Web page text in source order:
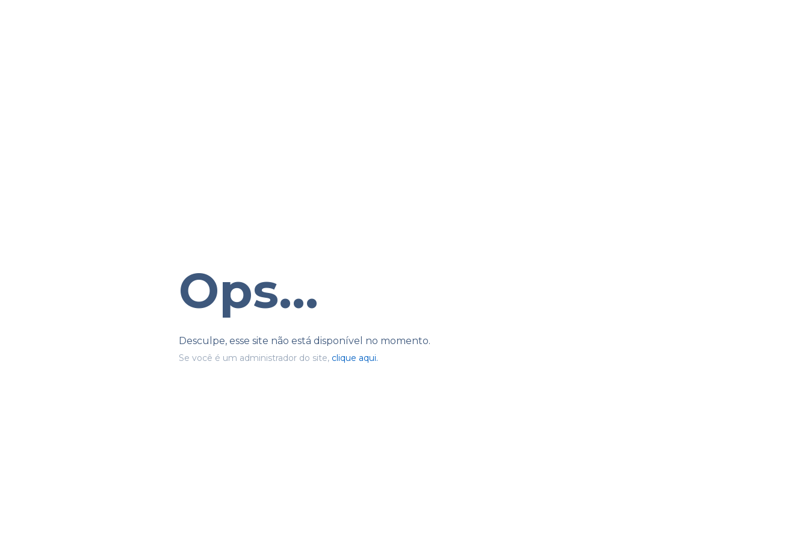
Ops...
Desculpe, esse site não está disponível no momento.
Se você é um administrador do site, clique aqui.